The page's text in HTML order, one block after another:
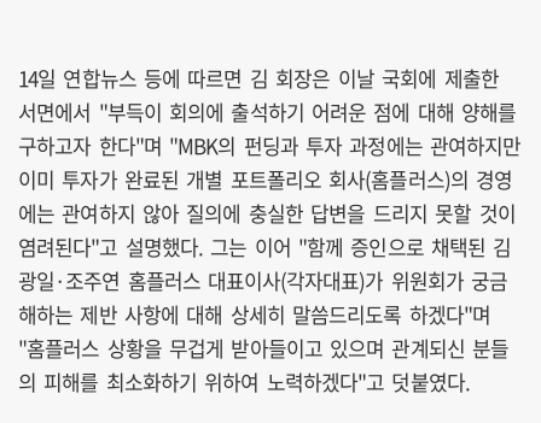
14일 연합뉴스 등에 따르면 김 회장은 이날 국회에 제출한
서면에서 "부득이 회의에 출석하기 어려운 점에 대해 양해를
구하고자 한다"며 "MBK의 펀딩과 투자 과정에는 관여하지만
이미 투자가 완료된 개별 포트폴리오 회사(홈플러스)의 경영
에는 관여하지 않아 질의에 충실한 답변을 드리지 못할 것이
염려된다"고 설명했다. 그는 이어 "함께 증인으로 채택된 김
광일·조주연 홈플러스 대표이사(각자대표)가 위원회가 궁금
해하는 제반 사항에 대해 상세히 말씀드리도록 하겠다"며
"홈플러스 상황을 무겁게 받아들이고 있으며 관계되신 분들
의 피해를 최소화하기 위하여 노력하겠다"고 덧붙였다.